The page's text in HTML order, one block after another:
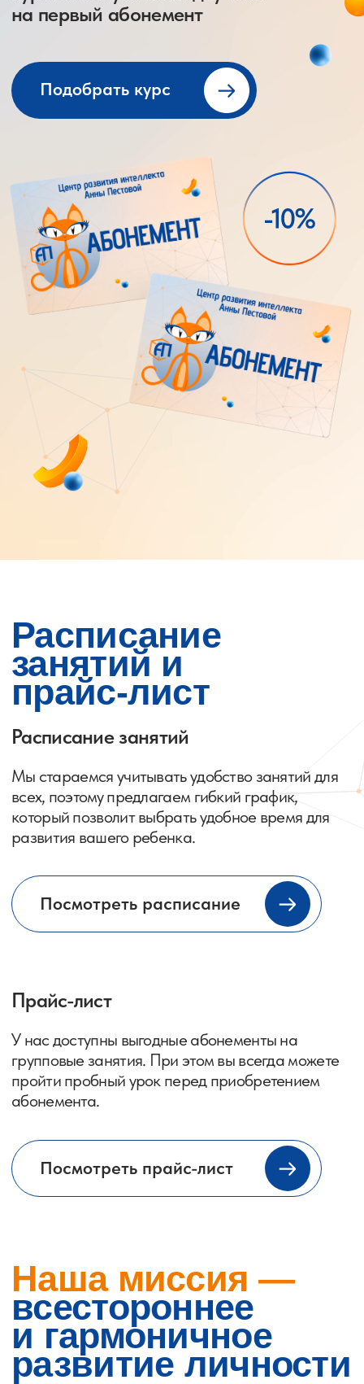
Расписание
занятий и
прайс-лист
Посмотреть расписание
Расписание занятий
Прайс-лист
Мы стараемся учитывать удобство занятий для
У нас доступны выгодные абонементы на
групповые занятия. При этом вы всегда можете
пройти пробный урок перед приобретением
Посмотреть прайс-лист
Наша миссия —
всестороннее
и интеллекта
Пестова Анна Константиновна —
руководитель Центра и педагог
это единое образовательное и
развивающее пространство для
детей
7 профессиональный уровень по владению
ментальной арифметикой и 1 звезда
Три высших образования
У нас интересно и весело! Занятия построены
таким образом, чтобы каждый ребенок смог
зависимости от природной направленности:
Мы предлагаем разнообразные курсы, которые
помогут детям успешно адаптироваться
в детском саду или школе, а также подготовиться
к поступлению в высшее учебное заведение
в будущем.
Подробнее →